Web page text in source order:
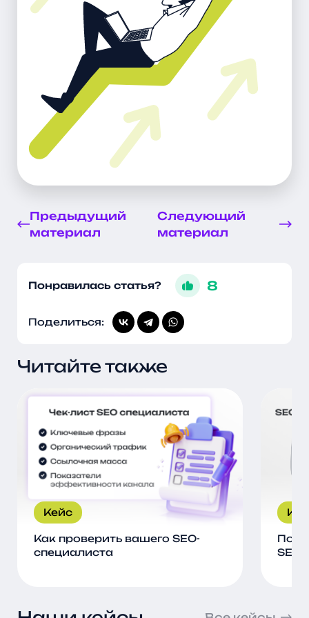
Предыдущий
материал
Следующий
материал
Понравилась статья? 8
Поделиться:
Читайте также
Кейс
Как проверить вашего SEO-
специалиста
SEO